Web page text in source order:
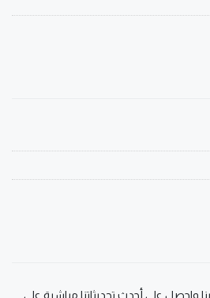
واحصل على أحدث تحديثاتنا مباشرة على